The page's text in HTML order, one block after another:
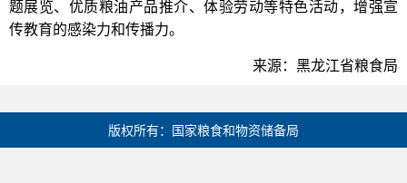
题展览、优质粮油产品推介、体验劳动等特色活动，增强宣
传教育的感染力和传播力。
来源：黑龙江省粮食局
版权所有：国家粮食和物资储备局